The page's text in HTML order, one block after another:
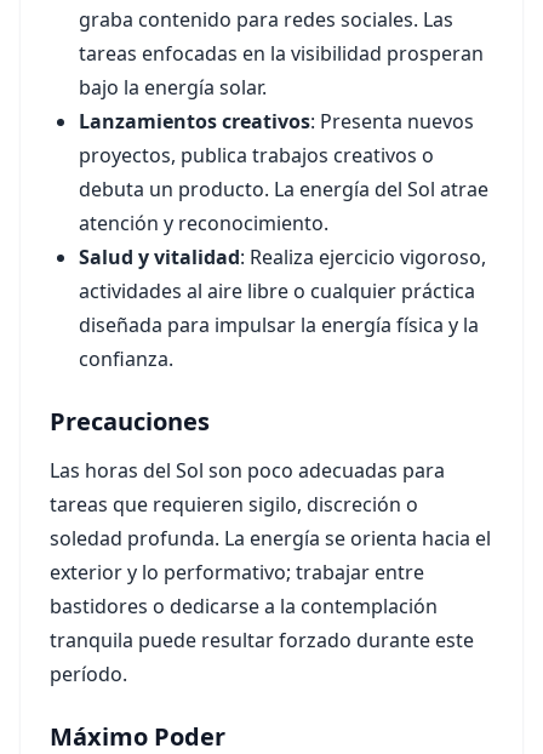
graba contenido para redes sociales. Las
tareas enfocadas en la visibilidad prosperan
bajo la energía solar.
Lanzamientos creativos: Presenta nuevos
proyectos, publica trabajos creativos o
debuta un producto. La energía del Sol atrae
atención y reconocimiento.
Salud y vitalidad: Realiza ejercicio vigoroso,
actividades al aire libre o cualquier práctica
diseñada para impulsar la energía física y la
confianza.
Precauciones
Las horas del Sol son poco adecuadas para
tareas que requieren sigilo, discreción o
soledad profunda. La energía se orienta hacia el
exterior y lo performativo; trabajar entre
bastidores o dedicarse a la contemplación
tranquila puede resultar forzado durante este
período.
Máximo Poder